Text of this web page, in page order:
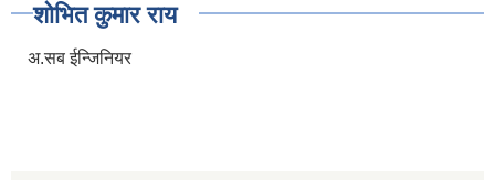
शोभित कुमार राय
अ.सब ईन्जिनियर